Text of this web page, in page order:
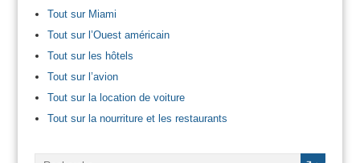
Tout sur Miami
Tout sur l’Ouest américain
Tout sur les hôtels
Tout sur l’avion
Tout sur la location de voiture
Tout sur la nourriture et les restaurants